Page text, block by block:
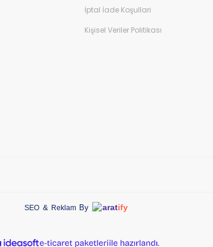
İptal İade Koşullari
Kişisel Veriler Politikası
SEO & Reklam By aratify